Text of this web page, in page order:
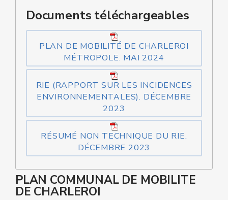
Documents téléchargeables
PLAN DE MOBILITÉ DE CHARLEROI
MÉTROPOLE. MAI 2024
RIE (RAPPORT SUR LES INCIDENCES
ENVIRONNEMENTALES). DÉCEMBRE
2023
RÉSUMÉ NON TECHNIQUE DU RIE.
DÉCEMBRE 2023
PLAN COMMUNAL DE MOBILITE
DE CHARLEROI